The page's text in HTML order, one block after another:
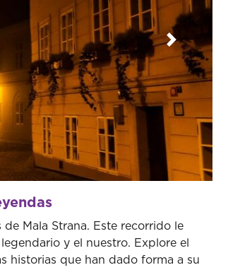
Siguiente
Mala Strana. Este recorrido le
y el nuestro. Explore el
historias que han dado forma a su